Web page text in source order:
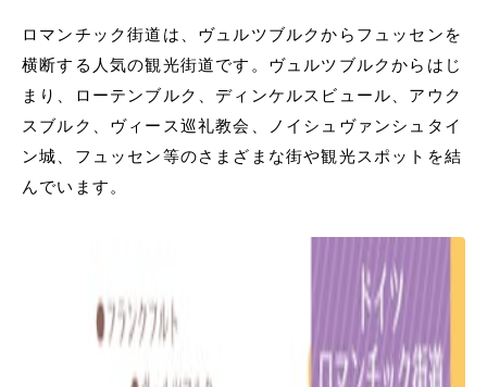
ロマンチック街道は、ヴュルツブルクからフュッセンを
横断する人気の観光街道です。ヴュルツブルクからはじ
まり、ローテンブルク、ディンケルスビュール、アウク
スブルク、ヴィース巡礼教会、ノイシュヴァンシュタイ
ン城、フュッセン等のさまざまな街や観光スポットを結
んでいます。